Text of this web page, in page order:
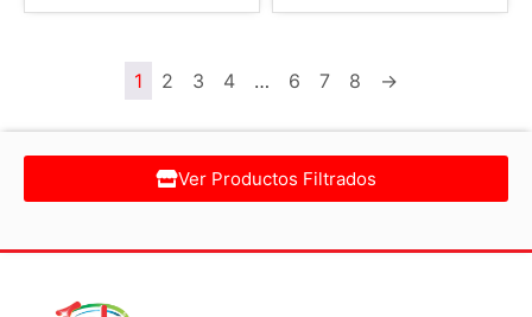
Ver Productos Filtrados
1 2 3 4 … 6 7 8 →